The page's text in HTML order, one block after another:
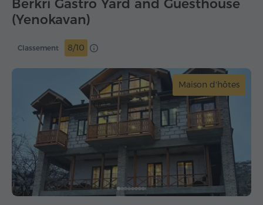
Berkri Gastro Yard and Guesthouse
(Yenokavan)
Classement 8/10
Maison d'hôtes